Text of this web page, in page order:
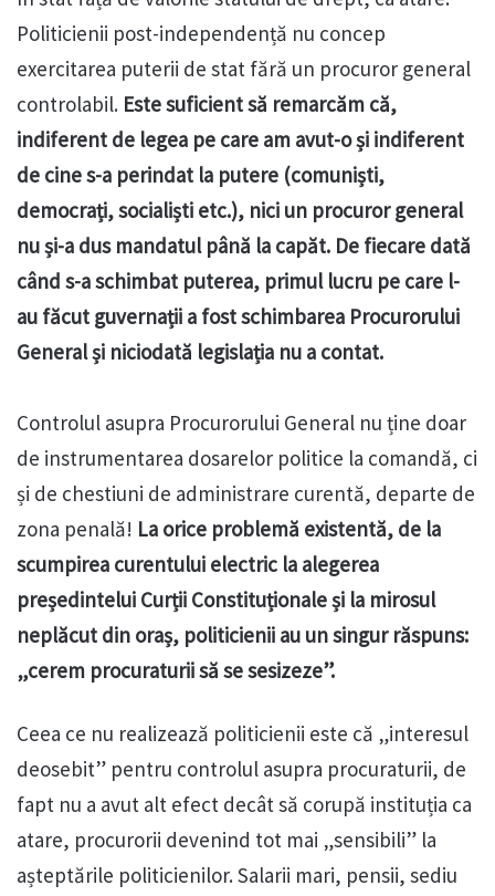
Politicienii post-independență nu concep
exercitarea puterii de stat fără un procuror general
controlabil. Este suficient să remarcăm că,
indiferent de legea pe care am avut-o și indiferent
de cine s-a perindat la putere (comuniști,
democrați, socialiști etc.), nici un procuror general
nu și-a dus mandatul până la capăt. De fiecare dată
când s-a schimbat puterea, primul lucru pe care l-
au făcut guvernații a fost schimbarea Procurorului
General și niciodată legislația nu a contat.
Controlul asupra Procurorului General nu ține doar
de instrumentarea dosarelor politice la comandă, ci
și de chestiuni de administrare curentă, departe de
zona penală! La orice problemă existentă, de la
scumpirea curentului electric la alegerea
președintelui Curții Constituționale și la mirosul
neplăcut din oraș, politicienii au un singur răspuns:
„cerem procuraturii să se sesizeze”.
Ceea ce nu realizează politicienii este că „interesul
deosebit” pentru controlul asupra procuraturii, de
fapt nu a avut alt efect decât să corupă instituția ca
atare, procurorii devenind tot mai „sensibili” la
așteptările politicienilor. Salarii mari, pensii, sediu